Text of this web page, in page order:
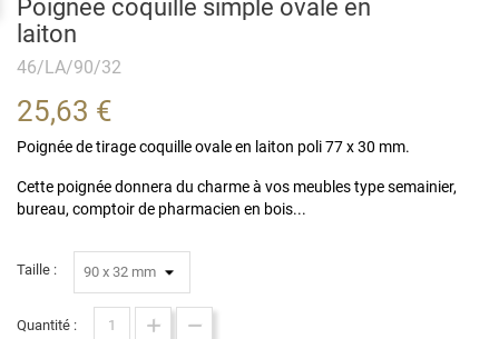
Poignée coquille simple ovale en
laiton
46/LA/90/32
25,63 €
Poignée de tirage coquille ovale en laiton poli 77 x 30 mm.
Cette poignée donnera du charme à vos meubles type semainier,
bureau, comptoir de pharmacien en bois...
Taille :
Quantité :